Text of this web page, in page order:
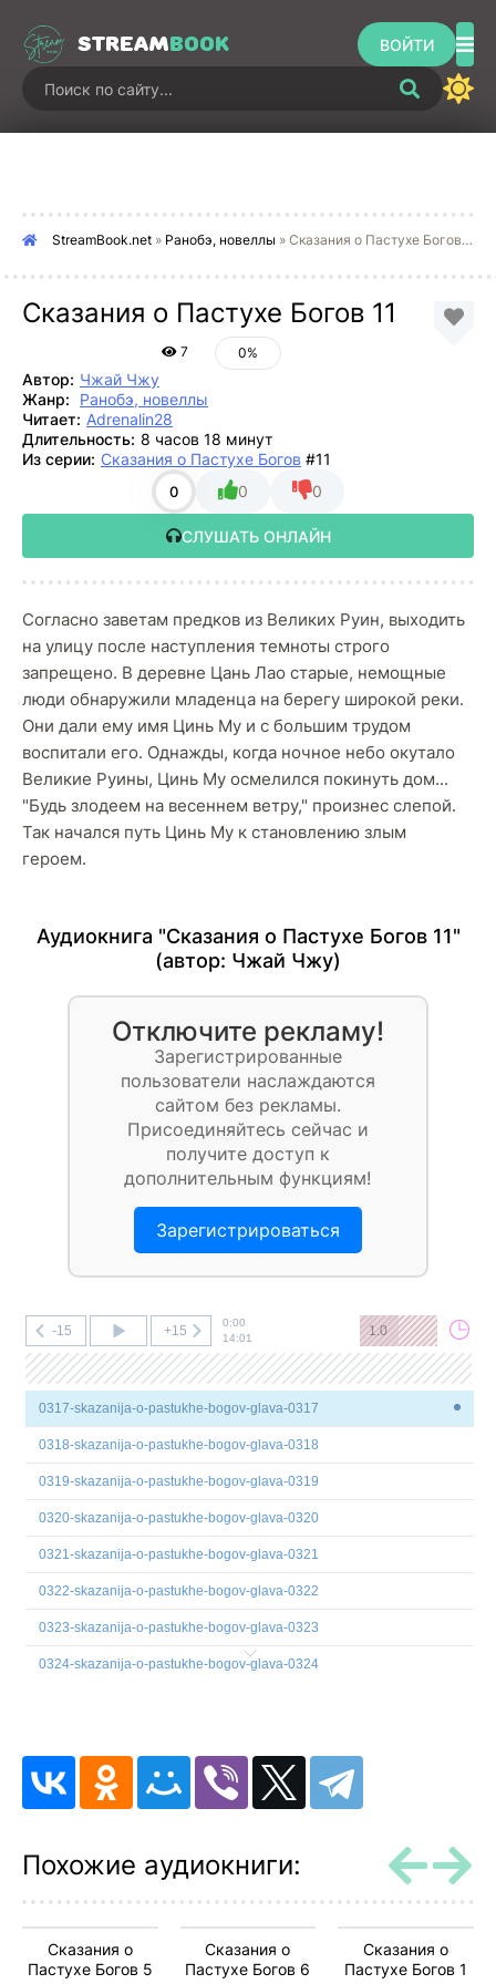
STREAMBOOK ВОЙТИ
StreamBook.net » Ранобэ, новеллы » Сказания о Пастухе Богов 11
Сказания о Пастухе Богов 11
7 0%
Автор: Чжай Чжу
Жанр:
Ранобэ, новеллы
Читает: Adrenalin28
Длительность: 8 часов 18 минут
Из серии: Сказания о Пастухе Богов #11
0 0 0
СЛУШАТЬ ОНЛАЙН
Согласно заветам предков из Великих Руин, выходить
на улицу после наступления темноты строго
запрещено. В деревне Цань Лао старые, немощные
люди обнаружили младенца на берегу широкой реки.
Они дали ему имя Цинь Му и с большим трудом
воспитали его. Однажды, когда ночное небо окутало
Великие Руины, Цинь Му осмелился покинуть дом...
"Будь злодеем на весеннем ветру," произнес слепой.
Так начался путь Цинь Му к становлению злым
героем.
Аудиокнига "Сказания о Пастухе Богов 11"
(автор: Чжай Чжу)
Отключите рекламу!
Зарегистрированные
пользователи наслаждаются
сайтом без рекламы.
Присоединяйтесь сейчас и
получите доступ к
дополнительным функциям!
Зарегистрироваться
-15 +15
0:00
14:01
1.0
0317-skazanija-o-pastukhe-bogov-glava-0317
0318-skazanija-o-pastukhe-bogov-glava-0318
0319-skazanija-o-pastukhe-bogov-glava-0319
0320-skazanija-o-pastukhe-bogov-glava-0320
0321-skazanija-o-pastukhe-bogov-glava-0321
0322-skazanija-o-pastukhe-bogov-glava-0322
0323-skazanija-o-pastukhe-bogov-glava-0323
0324-skazanija-o-pastukhe-bogov-glava-0324
0327-skazanija-o-pastukhe-bogov-glava-0327
0328-skazanija-o-pastukhe-bogov-glava-0328
0330-skazanija-o-pastukhe-bogov-glava-0330
0332-skazanija-o-pastukhe-bogov-glava-0332
Похожие аудиокниги:
Сказания о
Пастухе Богов 5
Сказания о
Пастухе Богов 6
Сказания о
Пастухе Богов 1